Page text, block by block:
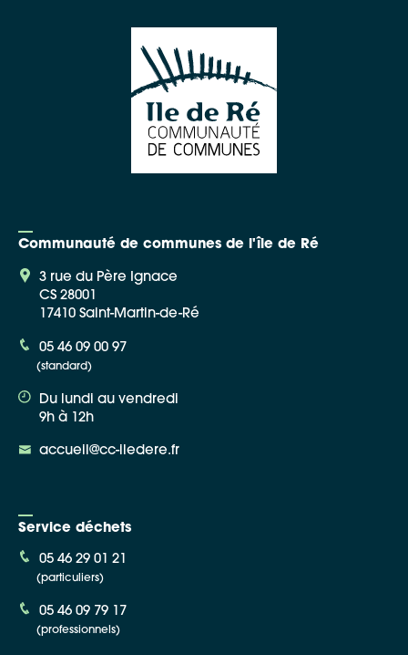
Communauté de communes de l'île de Ré
3 rue du Père Ignace
CS 28001
17410 Saint-Martin-de-Ré
05 46 09 00 97
(standard)
Du lundi au vendredi
9h à 12h
accueil@cc-iledere.fr
Service déchets
05 46 29 01 21
(particuliers)
05 46 09 79 17
(professionnels)
Apple Plans